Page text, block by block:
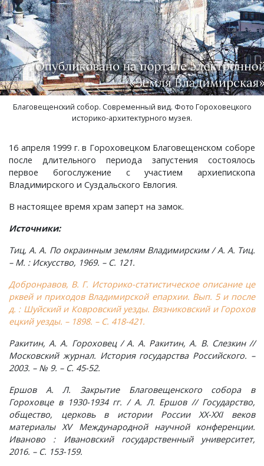
Благовещенский собор. Современный вид. Фото Гороховецкого
историко-архитектурного музея.
16 апреля 1999 г. в Гороховецком Благовещенском соборе
после длительного периода запустения состоялось
первое богослужение с участием архиепископа
Владимирского и Суздальского Евлогия.
В настоящее время храм заперт на замок.
Источники:
Тиц, А. А. По окраинным землям Владимирским / А. А. Тиц.
– М. : Искусство, 1969. – С. 121.
Добронравов, В. Г. Историко-статистическое описание це
рквей и приходов Владимирской епархии. Вып. 5 и после
д. : Шуйский и Ковровский уезды. Вязниковский и Горохов
ецкий уезды. – 1898. – С. 418-421.
Ракитин, А. А. Гороховец / А. А. Ракитин, А. В. Слезкин //
Московский журнал. История государства Российского. –
2003. – № 9. – С. 45-52.
Ершов А. Л. Закрытие Благовещенского собора в
Гороховце в 1930-1934 гг. / А. Л. Ершов // Государство,
общество, церковь в истории России ХХ-XXI веков
материалы XV Международной научной конференции.
Иваново : Ивановский государственный университет,
2016. – С. 153-159.
Куницыно, дерервня
Курменёво, деревня
Лаптево, село
Лезжени, деревня
Лошаиха, деревня
Лубенкино, деревня
Лубенцы, деревня
Лужки, деревня
Макариха, деревня
Малое Урсово болото, посёлок
Марьинка, деревня
Микшино, деревня
Мирный, поселок
Эсино, деревня